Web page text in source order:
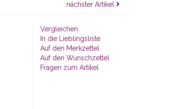
nächster Artikel
Vergleichen
In die Lieblingsliste
Auf den Merkzettel
Auf den Wunschzettel
Fragen zum Artikel